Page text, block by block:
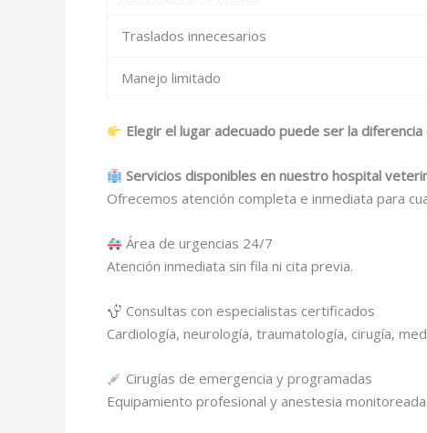
Traslados innecesarios
Manejo limitado
Elegir el lugar adecuado puede ser la
Servicios disponibles en nuestro hospital
Ofrecemos atención completa e inmediata para
Área de urgencias 24/7
Atención inmediata sin fila ni cita previa.
Consultas con especialistas certificados
Cardiología, neurología, traumatología, cirugía,
Cirugías de emergencia y programadas
Equipamiento profesional y anestesia monitoreada.